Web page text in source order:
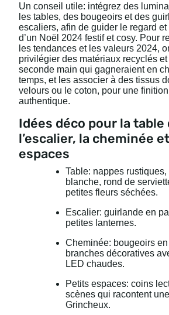
Un conseil utile: intégrez des
les tables, des bougeoirs et des
escaliers, afin de guider le regard et
d’un Noël 2024 festif et cosy. Pour
les tendances et les valeurs 2024,
privilégier des matériaux recyclés
seconde main qui gagneraient en
temps, et les associer à des tissus
velours ou le coton, pour une
authentique.
Idées déco pour la table
l’escalier, la cheminée
espaces
Table: nappes
blanche, rond de
petites fleurs séchées.
Escalier: guirlande en
petites lanternes.
Cheminée: bougeoirs
branches décoratives
LED chaudes.
Petits espaces: coins
scènes qui racontent
Grincheux.